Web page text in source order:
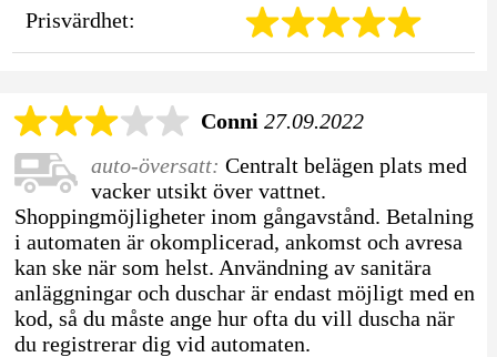
Prisvärdhet:
Conni 27.09.2022
auto-översatt: Centralt belägen plats med
vacker utsikt över vattnet.
Shoppingmöjligheter inom gångavstånd. Betalning
i automaten är okomplicerad, ankomst och avresa
kan ske när som helst. Användning av sanitära
anläggningar och duschar är endast möjligt med en
kod, så du måste ange hur ofta du vill duscha när
du registrerar dig vid automaten.